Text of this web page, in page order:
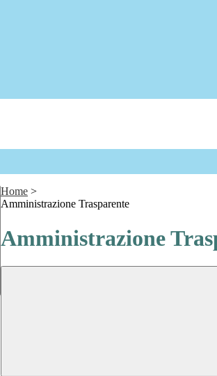
Home >
Amministrazione Trasparente
Amministrazione